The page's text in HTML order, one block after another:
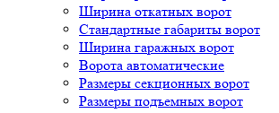
Ширина откатных ворот
Стандартные габариты ворот
Ширина гаражных ворот
Ворота автоматические
Размеры секционных ворот
Размеры подъемных ворот